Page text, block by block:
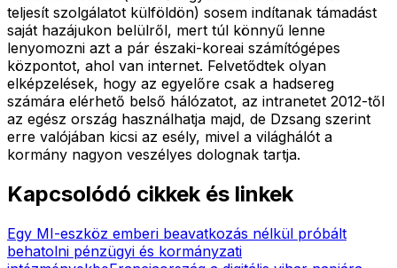
teljesít szolgálatot külföldön) sosem indítanak támadást
saját hazájukon belülről, mert túl könnyű lenne
lenyomozni azt a pár északi-koreai számítógépes
központot, ahol van internet. Felvetődtek olyan
elképzelések, hogy az egyelőre csak a hadsereg
számára elérhető belső hálózatot, az intranetet 2012-től
az egész ország használhatja majd, de Dzsang szerint
erre valójában kicsi az esély, mivel a világhálót a
kormány nagyon veszélyes dolognak tartja.
Kapcsolódó cikkek és linkek
Egy MI-eszköz emberi beavatkozás nélkül próbált
behatolni pénzügyi és kormányzati